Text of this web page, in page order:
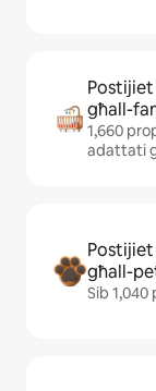
għall-
1,660
adattati
għall-
Sib